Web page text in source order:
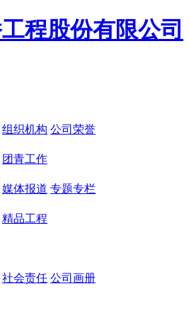
组织机构 公司荣誉
团青工作
媒体报道 专题专栏
精品工程
社会责任 公司画册